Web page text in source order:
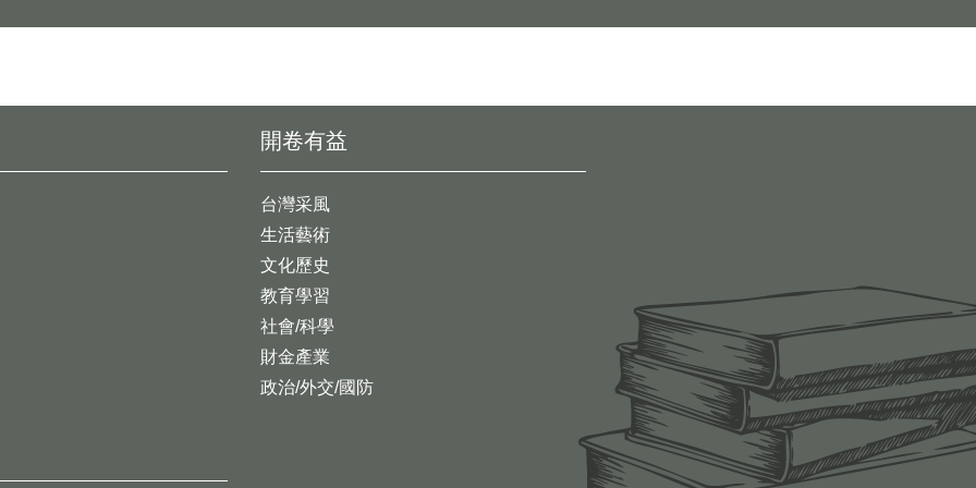
開卷有益
台灣采風
生活藝術
文化歷史
教育學習
社會/科學
財金產業
政治/外交/國防